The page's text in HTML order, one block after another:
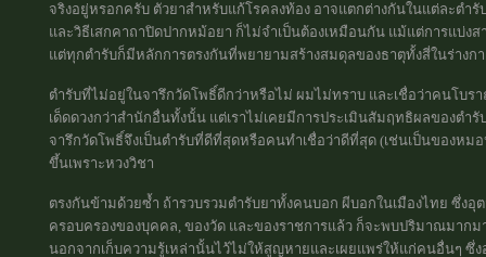
จริงอยู่หรอกครับ ตัวยาสำหรับแก้โรคลงท้อง อาจแตกต่างกันในแต่ละตำ
และวิธีเสกคาถาปิดปากหม้อยา ก็ไม่จำเป็นต้องเหมือนกัน แม้แต่การแบ่ง
แต่ทุกตำรับก็มีหลักการตรงกันที่พยายามสร้างสมดุลของธาตุทั้งสี่ในร่างก
ตำรับที่ไม่อยู่ในจารึกวัดโพธิ์ดีกว่าหรือไม่ ผมไม่ทราบ และเชื่อว่าคนโบ
เด็ดดวงกว่าสำนักอื่นทั้งนั้น แต่เราไม่เคยมีการประเมินสัมฤทธิผลของต
จารึกวัดโพธิ์จึงเป็นตำรับที่ดีที่สุดหรือคนทำเชื่อว่าดีที่สุด (เช่นเป็นของหม
ขึ้นเพราะหวงวิชา
ตรงกันข้ามด้วยซ้ำ ถ้ารวบรวมตำรับยาทั้งคนบอก ผีบอกในเมืองไทย ซึ่ง
ครอบครองของบุคคล, ของวัด และของราชการแล้ว ก็จะพบปริมาณมากม
นอกจากเก็บความรู้เหล่านั้นไว้ไม่ให้สูญหายและเผยแพร่ให้แก่คนอื่นๆ ซึ่